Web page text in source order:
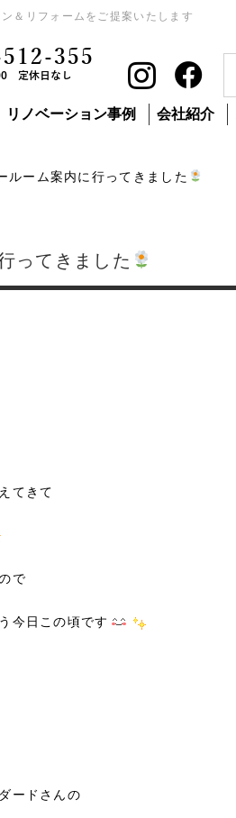
＆リフォームをご提案いたします
355
定休日なし
リノベーション事例 会社紹介
ルーム案内に行ってきました
ってきました
てきて
で
今日この頃です
ードさんの